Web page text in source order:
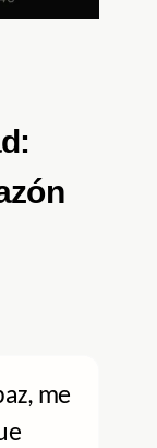
me